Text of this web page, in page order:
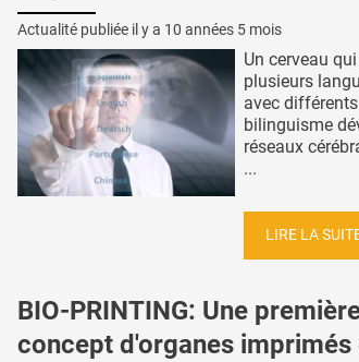
Actualité publiée il y a 10 années 5 mois
Un cerveau
plusieurs
avec
bilinguisme
réseaux
...
LIRE LA
BIO-PRINTING: Une
concept d'organes imprimés